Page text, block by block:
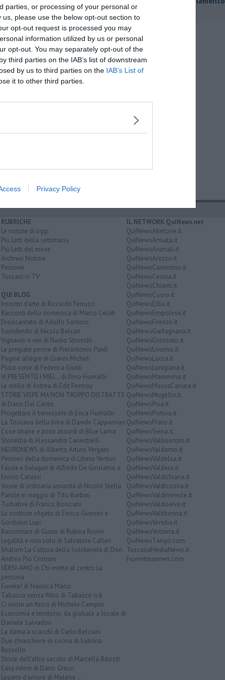
parties, or processing of your personal or
please use the below opt-out section to
opt-out request is processed you may
information utilized by us or personal
opt-out. You may separately opt-out of the
third parties on the IAB’s list of downstream
by us to third parties on the IAB’s List of
it to other third parties.
Privacy Policy
- ToscanaMedia.
RUBRICHE
Le notizie di oggi
Più Letti della settimana
Più Letti del mese
Archivio Notizie
Persone
Toscani in TV
QUI BLOG
Incontri d'arte di Riccardo Ferrucci
Racconti della domenica di Marco Celati
Disincantato di Adolfo Santoro
Sorridendo di Nicola Belcari
Vignaioli e vini di Nadio Stronchi
Le pregiate penne di Pierantonio Pardi
Pagine allegre di Gianni Micheli
Psico-cose di Federica Giusti
VI PRESENTO I MIEI... di Dino Fiumalbi
Le stelle di Astrea di Edit Permay
STORIE VISPE MA NON TROPPO DISTRATTE
di Dario Dal Canto
Progettare il benessere di Erica Fiumalbi
La Toscana della birra di Davide Cappannari
Cose strane e posti assurdi di Blue Lama
Storielba di Alessandro Canestrelli
NEURONEWS di Alberto Arturo Vergani
Pensieri della domenica di Libero Venturi
Fauda e balagan di Alfredo De Girolamo e
Enrico Catassi
Storie di ordinaria umanità di Nicolò Stella
Parole in viaggio di Tito Barbini
Turbative di Franco Bonciani
Lo scrittore sfigato di Enrico Guerrini e
Gordiano Lupi
Raccontare di Gusto di Rubina Rovini
Legalità e non solo di Salvatore Calleri
Shalom La Cultura della Solidarietà di Don
Andrea Pio Cristiani
VERSI-AMO di Chi mette al centro la
persona
Eureka! di Nausica Manzi
Tabasco senza filtro di Tabasco n.6
Ci vuole un fisico di Michele Campisi
Economia e territorio, da globale a locale di
Daniele Salvadori
La dama a scacchi di Carlo Belciani
Due chiacchiere in cucina di Sabrina
Rossello
Storie dell'altro secolo di Marcella Bitozzi
Easy ridere di Dario Greco
Legami d'amore di Malena ...
IL NETWORK QuiNews.net
QuiNewsAbetone.it
QuiNewsAmiata.it
QuiNewsAnimali.it
QuiNewsArezzo.it
QuiNewsCasentino.it
QuiNewsCecina.it
QuiNewsChianti.it
QuiNewsCuoio.it
QuiNewsElba.it
QuiNewsEmpolese.it
QuiNewsFirenze.it
QuiNewsGarfagnana.it
QuiNewsGrosseto.it
QuiNewsLivorno.it
QuiNewsLucca.it
QuiNewsLunigiana.it
QuiNewsMaremma.it
QuiNewsMassaCarrara.it
QuiNewsMugello.it
QuiNewsPisa.it
QuiNewsPistoia.it
QuiNewsPrato.it
QuiNewsSiena.it
QuiNewsValbisenzio.it
QuiNewsValdarno.it
QuiNewsValdelsa.it
QuiNewsValdera.it
QuiNewsValdichiana.it
QuiNewsValdicornia.it
QuiNewsValdinievole.it
QuiNewsValdisieve.it
QuiNewsValtiberina.it
QuiNewsVersilia.it
QuiNewsVolterra.it
QuiNewsTango.com
ToscanaMediaNews.it
Fiorentinanews.com